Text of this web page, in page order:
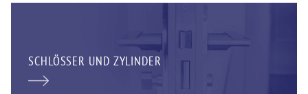
SCHLÖSSER UND ZYLINDER